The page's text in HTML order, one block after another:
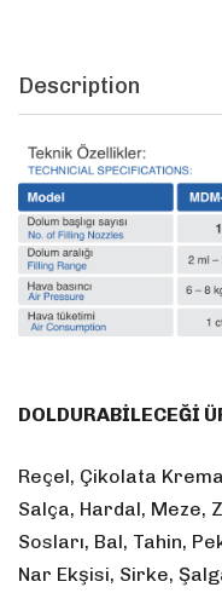
Description
DOLDURABİLECEĞİ
Reçel, Çikolata
Salça, Hardal, Meze,
Sosları, Bal, Tahin,
Nar Ekşisi, Sirke,